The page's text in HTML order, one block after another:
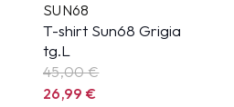
SUN68
T-shirt Sun68 Grigia
tg.L
45,00 €
26,99€